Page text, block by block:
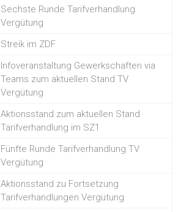
Sechste Runde Tarifverhandlung
Vergütung
Streik im ZDF
Infoveranstaltung Gewerkschaften via
Teams zum aktuellen Stand TV
Vergütung
Aktionsstand zum aktuellen Stand
Tarifverhandlung im SZ1
Fünfte Runde Tarifverhandlung TV
Vergütung
Aktionsstand zu Fortsetzung
Tarifverhandlungen Vergütung